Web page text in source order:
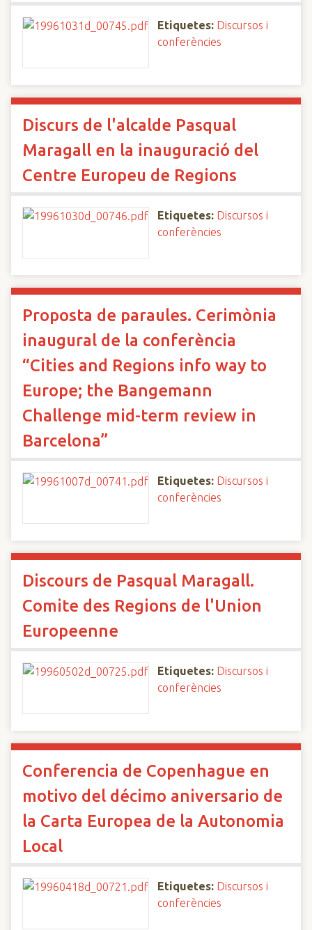
Etiquetes: Discursos i
conferències
Discurs de l'alcalde Pasqual
Maragall en la inauguració del
Centre Europeu de Regions
Etiquetes: Discursos i
conferències
Proposta de paraules. Cerimònia
inaugural de la conferència
“Cities and Regions info way to
Europe; the Bangemann
Challenge mid-term review in
Barcelona”
Etiquetes: Discursos i
conferències
Discours de Pasqual Maragall.
Comite des Regions de l'Union
Europeenne
Etiquetes: Discursos i
conferències
Conferencia de Copenhague en
motivo del décimo aniversario de
la Carta Europea de la Autonomia
Local
Etiquetes: Discursos i
conferències